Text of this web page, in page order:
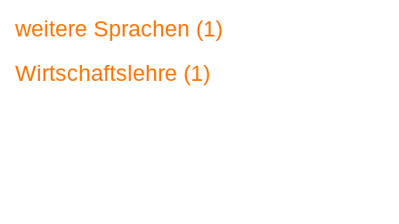
weitere Sprachen (1)
Wirtschaftslehre (1)